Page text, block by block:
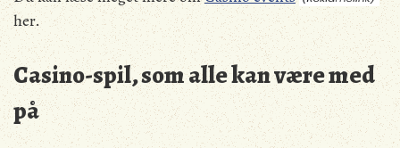
her.
Casino-spil, som alle kan være med
på